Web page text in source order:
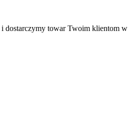
dostarczymy towar Twoim klientom w